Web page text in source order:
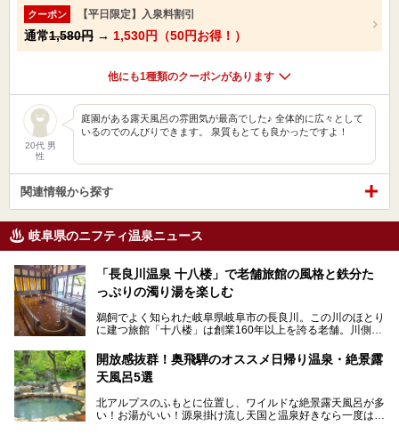
クーポン 【平日限定】入泉料割引
通常1,580円 → 1,530円（50円お得！）
他にも1種類のクーポンがあります
20代 男
性
庭園がある露天風呂の雰囲気が最高でした♪ 全体的に広々として
いるのでのんびりできます。 泉質もとても良かったですよ！
関連情報から探す
岐阜県のニフティ温泉ニュース
「長良川温泉 十八楼」で老舗旅館の風格と鉄分た
っぷりの濁り湯を楽しむ
鵜飼でよく知られた岐阜県岐阜市の長良川。この川のほとり
に建つ旅館「十八楼」は創業160年以上を誇る老舗。川側の
濁り湯で、地産地消にこだわった食事も定評があります。
そして大浴場は日帰り入浴もできるんですよ。泊まりでも日
岐阜の手仕事に触れる旅とともに楽しんでみてはいかがでし
ょう！
開放感抜群！奥飛騨のオススメ日帰り温泉・絶景露
天風呂5選
北アルプスのふもとに位置し、ワイルドな絶景露天風呂が多
い！お湯がいい！源泉掛け流し天国と温泉好きなら一度は行